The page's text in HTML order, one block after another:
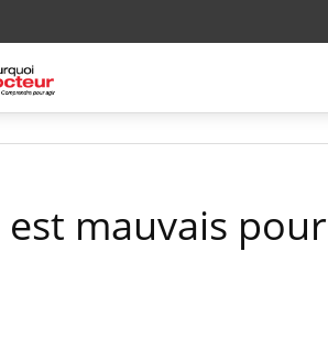
mauvais pour